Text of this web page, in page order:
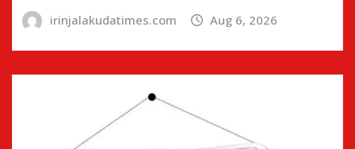
irinjalakudatimes.com Aug 6, 2026